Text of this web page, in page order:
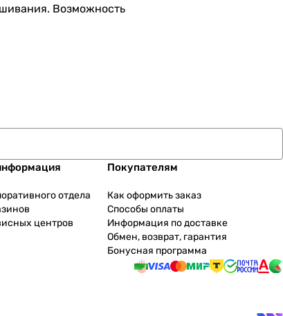
Возможность
отдела
центров
Покупателям
Как оформить заказ
Способы оплаты
Информация по доставке
Обмен, возврат, гарантия
Бонусная программа